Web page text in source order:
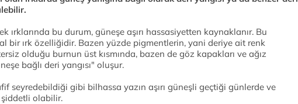
ırklarında bu durum, güneşe aşırı hassasiyetten kaynaklanır. Bu
bir ırk özelliğidir. Bazen yüzde pigmentlerin, yani deriye ait renk
olduğu burnun üst kısmında, bazen de göz kapakları ve ağız
bağlı deri yangısı" oluşur.
seyredebildiği gibi bilhassa yazın aşırı güneşli geçtiği günlerde ve
olabilir.